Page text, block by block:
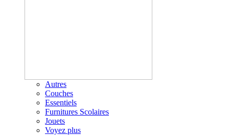
Autres
Couches
Essentiels
Furnitures Scolaires
Jouets
Voyez plus